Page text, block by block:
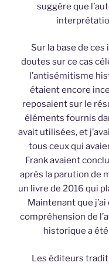
suggère que
Sur la base de
doutes sur ce cas
l’antisémitisme
étaient encore
reposaient sur le
éléments fournis
avait utilisées, et
tous ceux qui
Frank avaient
après la parution de
un livre de 2016 qui
Maintenant que
compréhension de
historique a
Les éditeurs